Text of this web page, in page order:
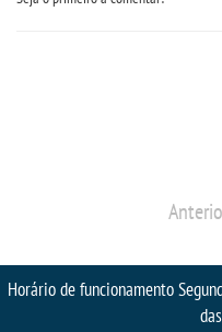
CONTATO
Horário de funcionamento